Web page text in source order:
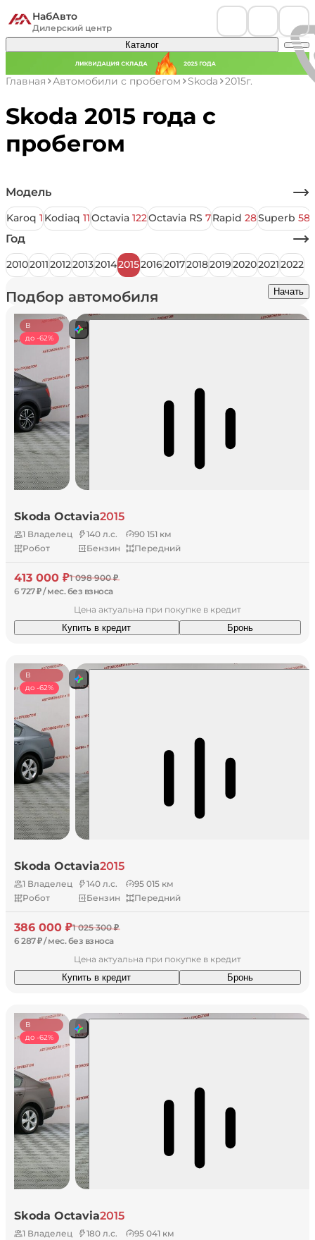
НабАвто
Дилерский центр
Каталог
Главная Автомобили с пробегом Skoda 2015г.
Skoda 2015 года с
пробегом
Подбор автомобиля Начать
Модель
Karoq 1 Kodiaq 11Octavia 122Octavia RS 7Rapid 28Superb 58
Год
2010201120122013201420152016201720182019202020212022
В
наличии
до -62%
Skoda Octavia2015
1 Владелец 140 л.с.
90 151 км
Робот
Бензин Передний
413 000 ₽1 098 900 ₽
6 727 ₽ / мес. без взноса
Цена актуальна при покупке в кредит
Купить в кредит
Бронь
В
наличии
до -62%
Skoda Octavia2015
1 Владелец 140 л.с.
95 015 км
Робот
Бензин Передний
386 000 ₽1 025 300 ₽
6 287 ₽ / мес. без взноса
Цена актуальна при покупке в кредит
Купить в кредит
Бронь
В
наличии
до -62%
Skoda Octavia2015
1 Владелец 180 л.с.
95 041 км